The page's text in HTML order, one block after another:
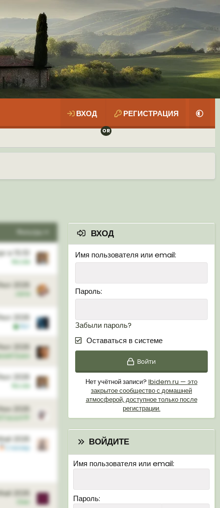
ВХОД РЕГИСТРАЦИЯ
Фильтры
в 15:51
Nicole
2026
2026
Кот
2026
Баюн
2026
Nicole
2026
2026
Степлер
Май 2026
Олег
ВХОД
Имя пользователя или email
Пароль
Забыли пароль?
Оставаться в системе
Войти
Нет учётной записи? Ibidem.ru — это
закрытое сообщество с домашней
атмосферой, доступное только после
регистрации.
ВОЙДИТЕ
Имя пользователя или email
Пароль